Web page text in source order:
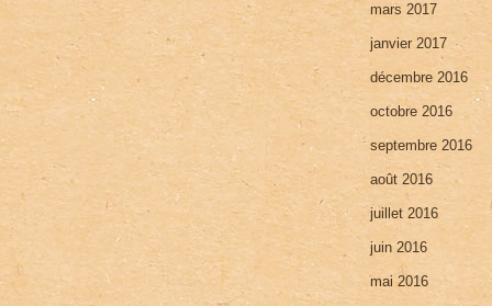
mars 2017
janvier 2017
décembre 2016
octobre 2016
septembre 2016
août 2016
juillet 2016
juin 2016
mai 2016